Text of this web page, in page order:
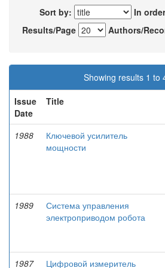
Sort by:
In
Results/Page
Authors/
Showing results 1 to
Issue
Date
Title
1988
Ключевой усилитель
мощности
1989
Система управления
электроприводом робота
1987
Цифровой измеритель